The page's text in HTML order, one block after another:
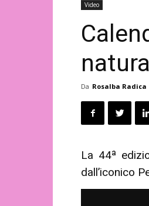
Video
Da Rosalba Radica
La 44ª
dall’iconico